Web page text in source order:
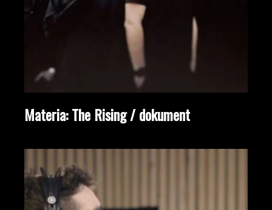
Materia: The Rising / dokument